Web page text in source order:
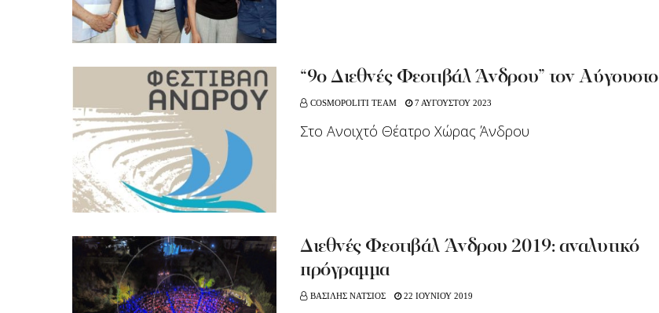
“9ο Διεθνές Φεστιβάλ Άνδρου” τον Αύγουστο
COSMOPOLITI TEAM 7 ΑΥΓΟΥΣΤΟΥ 2023
Στο Ανοιχτό Θέατρο Χώρας Άνδρου
Διεθνές Φεστιβάλ Άνδρου 2019: αναλυτικό
πρόγραμμα
ΒΑΣΙΛΗΣ ΝΑΤΣΙΟΣ 22 ΙΟΥΝΙΟΥ 2019